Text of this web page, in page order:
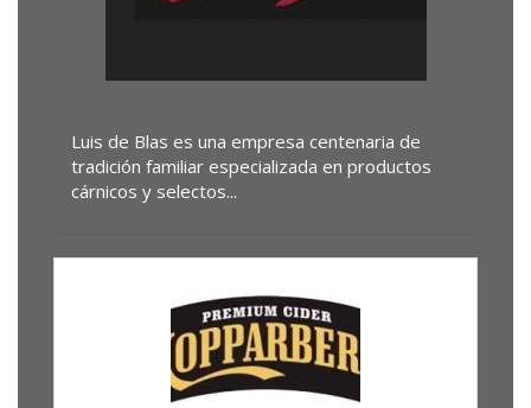
Luis de Blas es una empresa centenaria de
tradición familiar especializada en productos
cárnicos y selectos...